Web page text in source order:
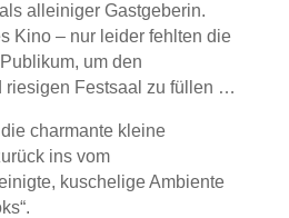
alleiniger Gastgeberin.
Kino – nur leider fehlten die
um den
riesigen Festsaal zu füllen …
charmante kleine
ins vom
kuschelige Ambiente